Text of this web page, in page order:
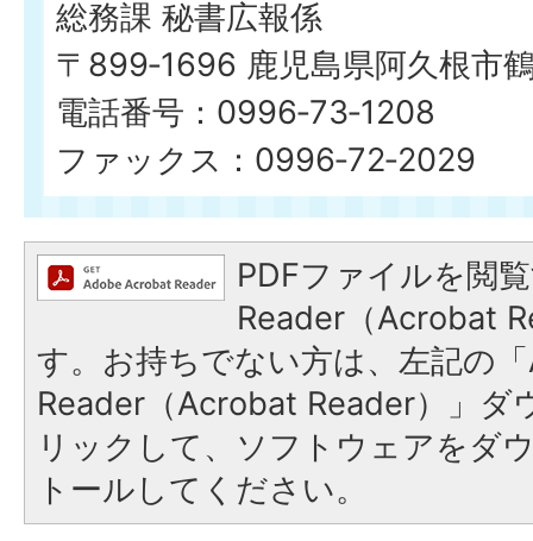
総務課 秘書広報係
〒899‐1696 鹿児島県阿久根市
電話番号：0996‐73‐1208
ファックス：0996‐72‐2029
PDFファイルを閲
Reader（Acrobat
す。お持ちでない方は、左記の
Reader（Acrobat Reader）」ダ
リックして、ソフトウェアをダ
トールしてください。